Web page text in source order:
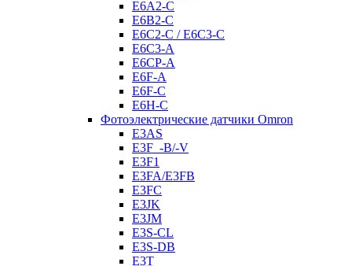
E6A2-C
E6B2-C
E6C2-C / E6C3-C
E6C3-A
E6CP-A
E6F-A
E6F-C
E6H-C
Фотоэлектрические датчики Omron
E3AS
E3F_-B/-V
E3F1
E3FA/E3FB
E3FC
E3JK
E3JM
E3S-CL
E3S-DB
E3T